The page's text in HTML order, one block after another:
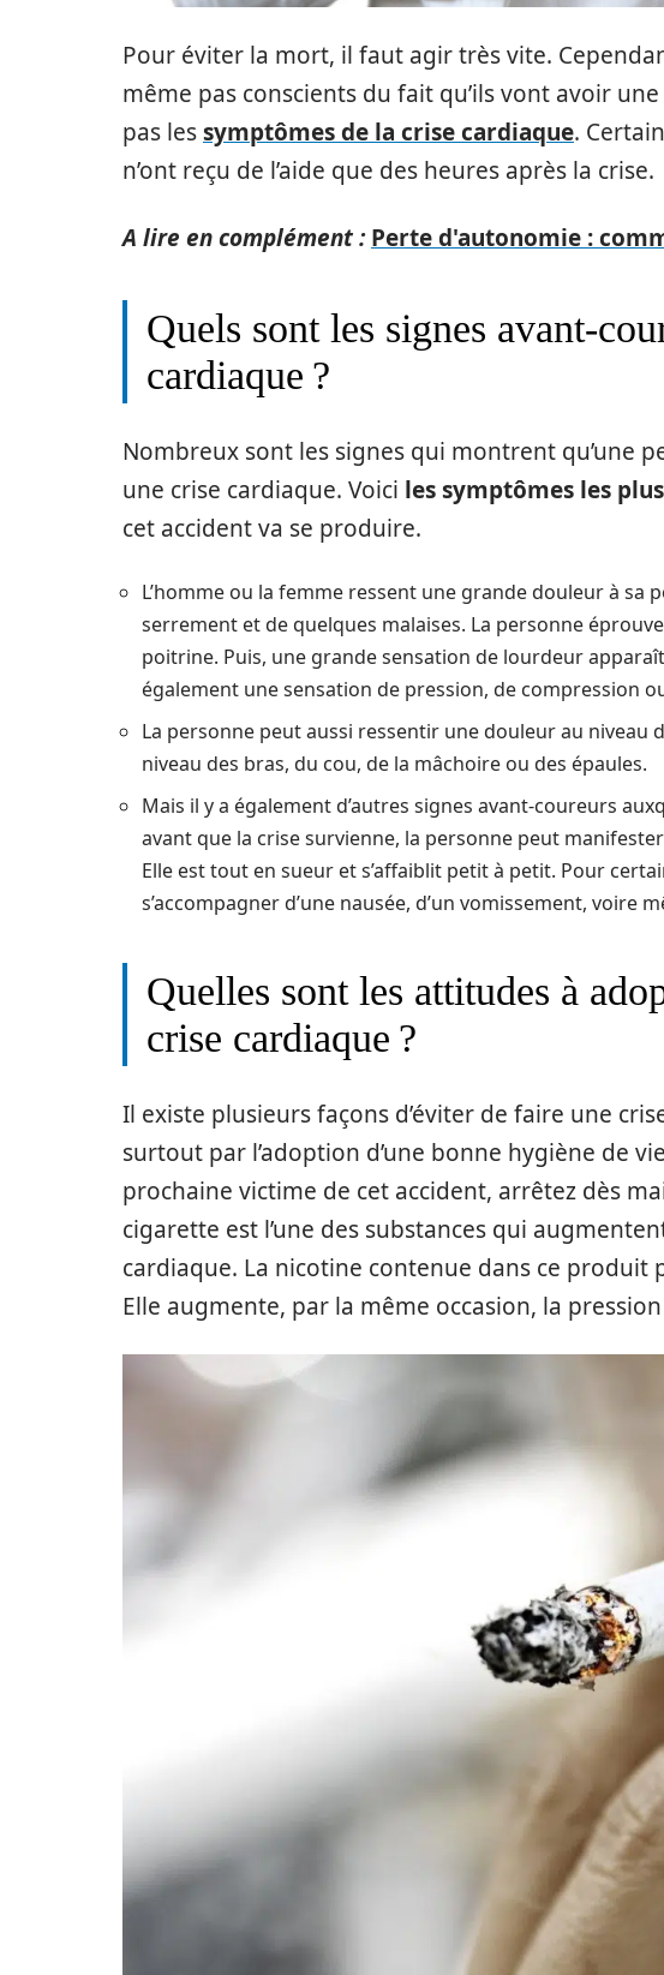
Pour éviter la mort, il faut agir très vite.
même pas conscients du fait qu’ils vont avoir
pas lessymptômes de la crise cardiaque.
n’ont reçu de l’aide que des heures après la crise.
A lire en complément : Perte d'autonomie :
Quels sont les signes avant-
cardiaque ?
Nombreux sont les signes qui montrent qu’une
une crise cardiaque. Voici les symptômes les
cet accident va se produire.
L’homme ou la femme ressent une grande douleur à sa
serrement et de quelques malaises. La personne
poitrine. Puis, une grande sensation de lourdeur
également une sensation de pression, de compression
La personne peut aussi ressentir une douleur au niveau
niveau des bras, du cou, de la mâchoire ou des épaules.
Mais il y a également d’autres signes avant-coureurs
avant que la crise survienne, la personne peut
Elle est tout en sueur et s’affaiblit petit à petit. Pour
s’accompagner d’une nausée, d’un vomissement, voire
Quelles sont les attitudes à
crise cardiaque ?
Il existe plusieurs façons d’éviter de faire une
surtout par l’adoption d’une bonne hygiène de
prochaine victime de cet accident, arrêtez dès
cigarette est l’une des substances qui
cardiaque. La nicotine contenue dans ce produit
Elle augmente, par la même occasion, la